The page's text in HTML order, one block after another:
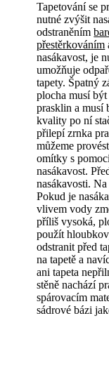
Tapetování se
nutné zvýšit
odstraněním
přestěrkováním
nasákavost, je
umožňuje
tapety. Špatný
plocha musí
prasklin a musí
kvality po ní
přilepí zrnka
můžeme
omítky s
nasákavost.
nasákavosti.
Pokud je
vlivem vody
příliš vysoká,
použít
odstranit před
na tapetě a
ani tapeta
stěně nachází
spárovacím
sádrové bázi